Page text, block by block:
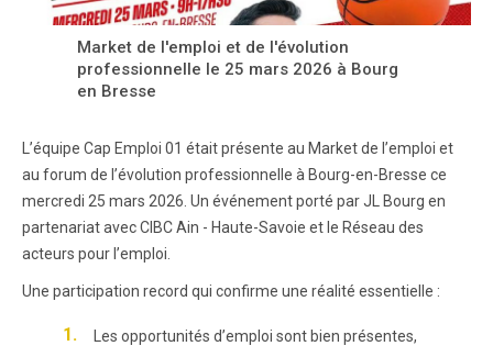
Market de l'emploi et de l'évolution
professionnelle le 25 mars 2026 à Bourg
en Bresse
L’équipe Cap Emploi 01 était présente au Market de l’emploi et
au forum de l’évolution professionnelle à Bourg-en-Bresse ce
mercredi 25 mars 2026. Un événement porté par JL Bourg en
partenariat avec CIBC Ain - Haute-Savoie et le Réseau des
acteurs pour l’emploi.
Une participation record qui confirme une réalité essentielle :
Les opportunités d’emploi sont bien présentes,